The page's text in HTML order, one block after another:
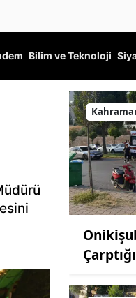
Bilim ve Teknoloji